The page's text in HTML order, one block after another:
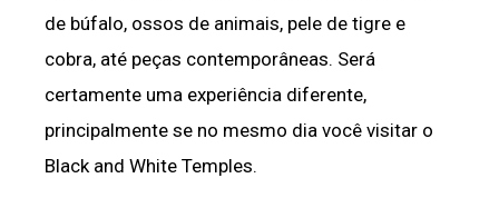
de búfalo, ossos de animais, pele de tigre e
cobra, até peças contemporâneas. Será
certamente uma experiência diferente,
principalmente se no mesmo dia você visitar o
Black and White Temples.